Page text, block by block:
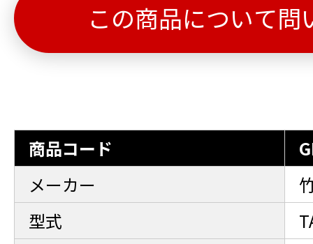
この商品について問
商品コード
メーカー
型式